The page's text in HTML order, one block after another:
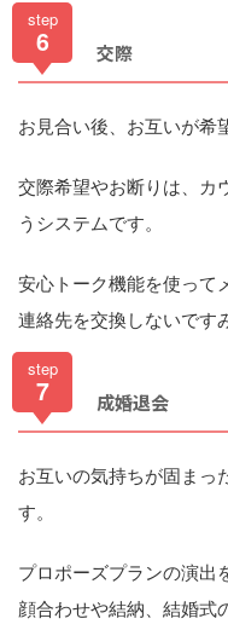
step
6 交際
お見合い後、お互いが希
交際希望やお断りは、カ
うシステムです。
安心トーク機能を使って
連絡先を交換しないです
step
7 成婚退会
お互いの気持ちが固まっ
す。
プロポーズプランの演出
顔合わせや結納、結婚式